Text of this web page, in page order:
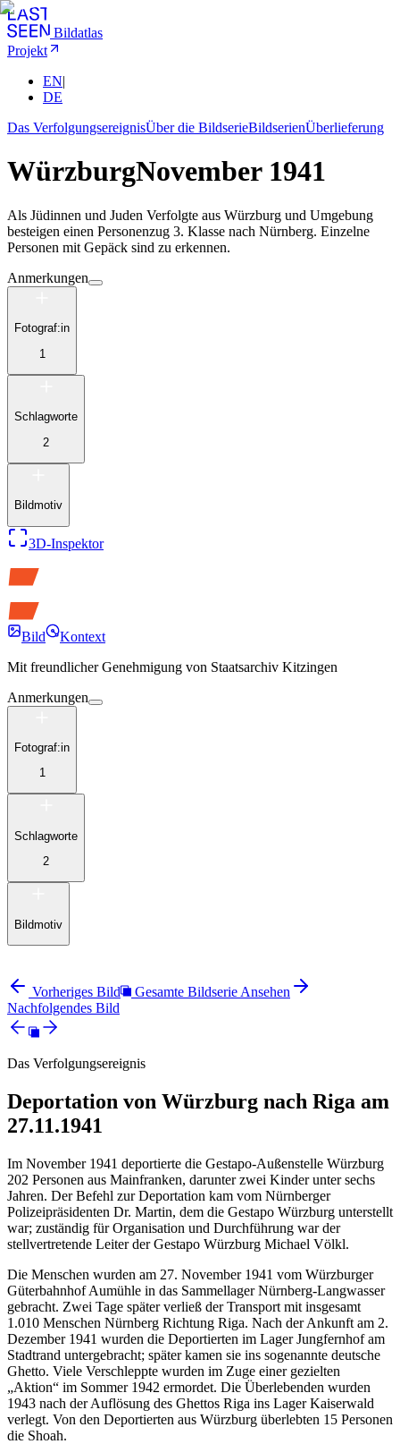
Bildatlas
Projekt
EN|
DE
Das VerfolgungsereignisÜber die BildserieBildserienÜberlieferung
WürzburgNovember 1941
Als Jüdinnen und Juden Verfolgte aus Würzburg und Umgebung
besteigen einen Personenzug 3. Klasse nach Nürnberg. Einzelne
Personen mit Gepäck sind zu erkennen.
Anmerkungen
Fotograf:in
1
Schlagworte
2
Bildmotiv
3D-Inspektor
Bild
Kontext
Mit freundlicher Genehmigung von Staatsarchiv Kitzingen
Anmerkungen
Fotograf:in
1
Schlagworte
2
Bildmotiv
Vorheriges Bild
Gesamte Bildserie Ansehen
Nachfolgendes Bild
Das Verfolgungsereignis
Deportation von Würzburg nach Riga am
27.11.1941
Im November 1941 deportierte die Gestapo-Außenstelle Würzburg
202 Personen aus Mainfranken, darunter zwei Kinder unter sechs
Jahren. Der Befehl zur Deportation kam vom Nürnberger
Polizeipräsidenten Dr. Martin, dem die Gestapo Würzburg unterstellt
war; zuständig für Organisation und Durchführung war der
stellvertretende Leiter der Gestapo Würzburg Michael Völkl.
Die Menschen wurden am 27. November 1941 vom Würzburger
Güterbahnhof Aumühle in das Sammellager Nürnberg-Langwasser
gebracht. Zwei Tage später verließ der Transport mit insgesamt
1.010 Menschen Nürnberg Richtung Riga. Nach der Ankunft am 2.
Dezember 1941 wurden die Deportierten im Lager Jungfernhof am
Stadtrand untergebracht; später kamen sie ins sogenannte deutsche
Ghetto. Viele Verschleppte wurden im Zuge einer gezielten
„Aktion“ im Sommer 1942 ermordet. Die Überlebenden wurden
1943 nach der Auflösung des Ghettos Riga ins Lager Kaiserwald
verlegt. Von den Deportierten aus Würzburg überlebten 15 Personen
die Shoah.